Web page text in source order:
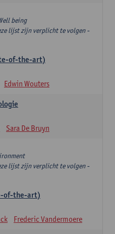
being
lijst zijn verplicht te volgen -
of-the-art)
Edwin Wouters
Sara De Bruyn
lijst zijn verplicht te volgen -
of-the-art)
Frederic Vandermoere